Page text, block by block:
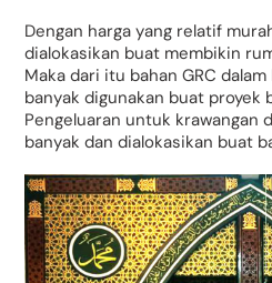
Dengan harga yang relatif
dialokasikan buat membikin
Maka dari itu bahan GRC
banyak digunakan buat proyek
Pengeluaran untuk krawangan
banyak dan dialokasikan buat